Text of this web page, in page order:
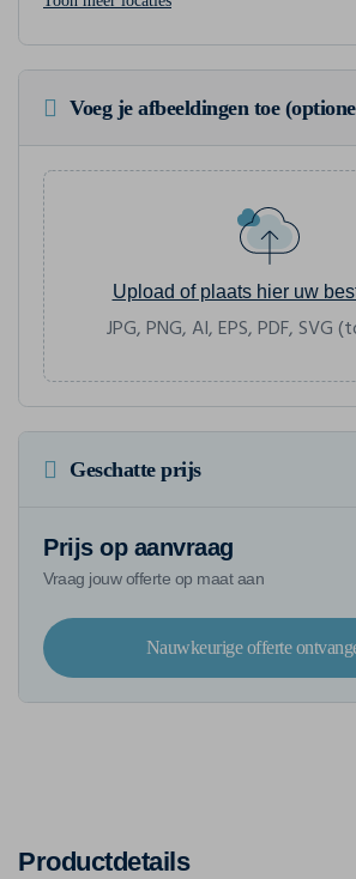
Voeg je afbeeldingen toe
Upload of plaats hier uw
JPG, PNG, AI, EPS, PDF, SVG
Geschatte prijs
Prijs op aanvraag
Vraag jouw offerte op maat aan
Nauwkeurige offerte
Productdetails